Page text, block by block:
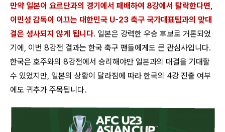
만약 일본이 요르단과의 경기에서 패배하여 8강에서 탈락한다면,
이민성 감독이 이끄는 대한민국 U-23 축구 국가대표팀과의 맞대
결은 성사되지 않게 됩니다. 일본은 강력한 우승 후보로 거론되었
기에, 이번 8강전 결과는 한국 축구 팬들에게도 큰 관심사입니다.
한국은 호주와의 8강전에서 승리해야만 일본과의 대결을 기대할
수 있었지만, 일본의 상황이 달라짐에 따라 한국의 4강 진출 여부
에도 귀추가 주목됩니다.